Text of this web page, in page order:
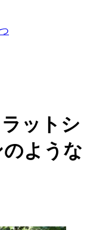
ットシ
ような